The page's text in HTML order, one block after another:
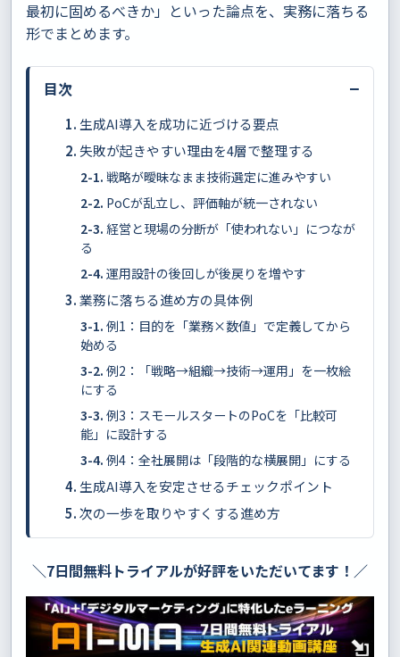
最初に固めるべきか」といった論点を、実務に落ちる
形でまとめます。
目次 −
生成AI導入を成功に近づける要点
失敗が起きやすい理由を4層で整理する
戦略が曖昧なまま技術選定に進みやすい
PoCが乱立し、評価軸が統一されない
経営と現場の分断が「使われない」につなが
る
運用設計の後回しが後戻りを増やす
業務に落ちる進め方の具体例
例1：目的を「業務×数値」で定義してから
始める
例2：「戦略→組織→技術→運用」を一枚絵
にする
例3：スモールスタートのPoCを「比較可
能」に設計する
例4：全社展開は「段階的な横展開」にする
生成AI導入を安定させるチェックポイント
次の一歩を取りやすくする進め方
＼7日間無料トライアルが好評をいただいてます！／